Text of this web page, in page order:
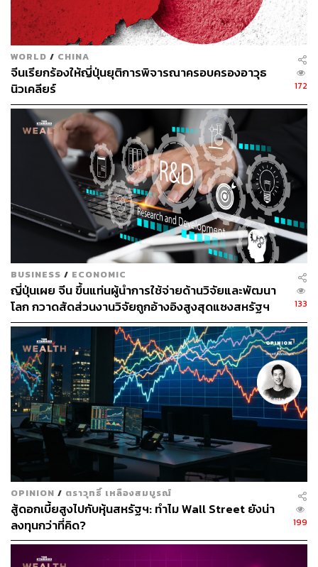
WORLD / CHINA
จีนเรียกร้องให้ญี่ปุ่นยุติการพิจารณาครอบครองอาวุธ
นิวเคลียร์
172
BUSINESS / ECONOMIC
ญี่ปุ่นเผย จีน ขึ้นแท่นผู้นำการใช้จ่ายด้านวิจัยและพัฒนา
โลก กวาดสัดส่วนงานวิจัยถูกอ้างอิงสูงสุดแซงสหรัฐฯ
133
OPINION / ตราวุทธิ์ เหลืองสมบูรณ์
สู้ดอกเบี้ยสูงไปกับหุ้นสหรัฐฯ: ทำไม Wall Street ยังน่า
ลงทุนกว่าที่คิด?
199